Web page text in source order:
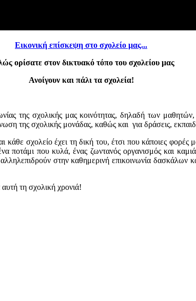
Εικονική επίσκεψη στο σχολείο μας...
ορίσατε στον δικτυακό τόπο του σχολείου μας
Ανοίγουν και πάλι τα σχολεία!
της σχολικής μας κοινότητας, δηλαδή των
της σχολικής μονάδας, καθώς και για δράσεις,
κάθε σχολείο έχει τη δική του, έτσι που κάποιες
ποτάμι που κυλά, ένας ζωντανός οργανισμός και
στην καθημερινή επικοινωνία
τη σχολική χρονιά!